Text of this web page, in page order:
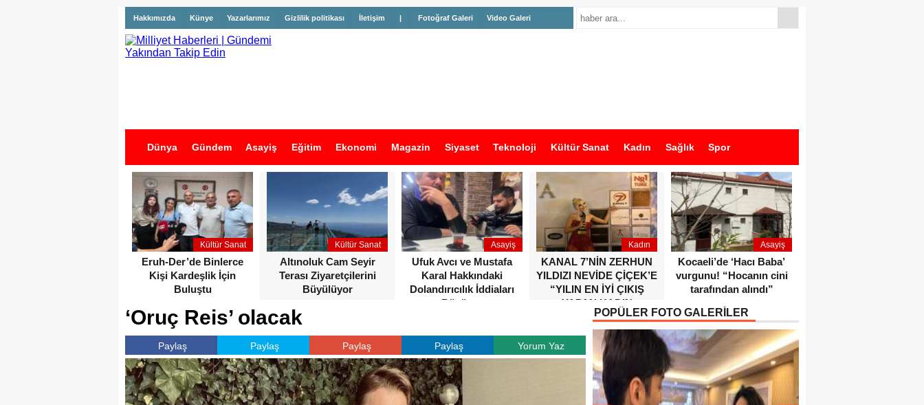
Hakkımızda Künye Yazarlarımız Gizlilik politikası İletişim | Fotoğraf Galeri Video Galeri
Dünya Gündem Asayiş Eğitim Ekonomi Magazin Siyaset Teknoloji Kültür Sanat Kadın Sağlık Spor
İş İlanları
Kültür Sanat
Eruh-Der’de Binlerce
Kişi Kardeşlik İçin
Buluştu
Kültür Sanat
Altınoluk Cam Seyir
Terası Ziyaretçilerini
Büyülüyor
Asayiş
Ufuk Avcı ve Mustafa
Karal Hakkındaki
Dolandırıcılık İddiaları
Büyüyor
Kadın
KANAL 7’NİN ZERHUN
YILDIZI NEVİDE ÇİÇEK’E
“YILIN EN İYİ ÇIKIŞ
YAPAN KADIN
OYUNCUSU” ÖDÜLÜ!
Asayiş
Kocaeli’de ‘Hacı Baba’
vurgunu! “Hocanın cini
tarafından alındı”
‘Oruç Reis’ olacak
Paylaş Paylaş Paylaş Paylaş Yorum Yaz
POPÜLER FOTO GALERİLER